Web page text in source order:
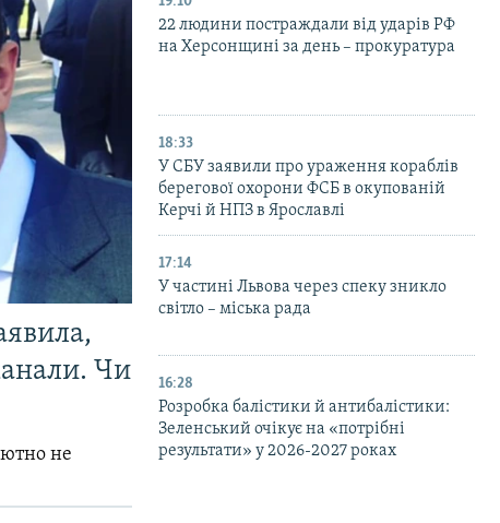
Чи
не
22 людини постраждали від ударів РФ
на Херсонщині за день – прокуратура
18:33
У СБУ заявили про ураження кораблів
берегової охорони ФСБ в окупованій
Керчі й НПЗ в Ярославлі
17:14
У частині Львова через спеку зникло
світло – міська рада
16:28
Розробка балістики й антибалістики:
Зеленський очікує на «потрібні
результати» у 2026-2027 роках